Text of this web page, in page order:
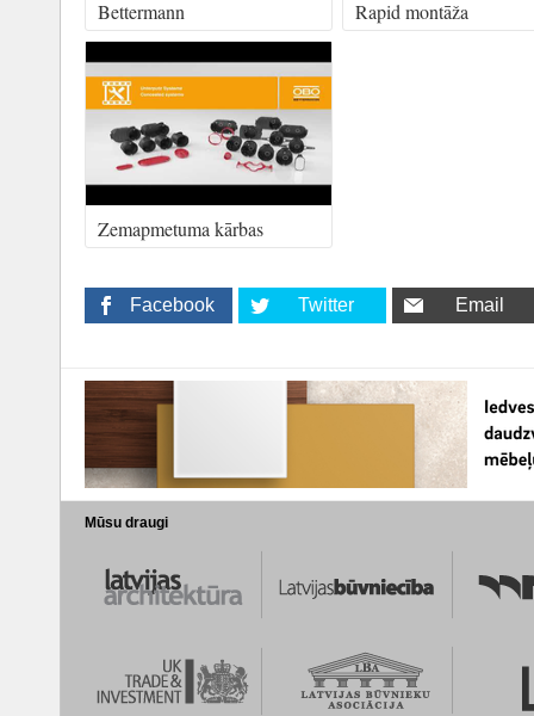
Bettermann
Rapid montāža
Zemapmetuma kārbas
Facebook Twitter Email
Mūsu draugi